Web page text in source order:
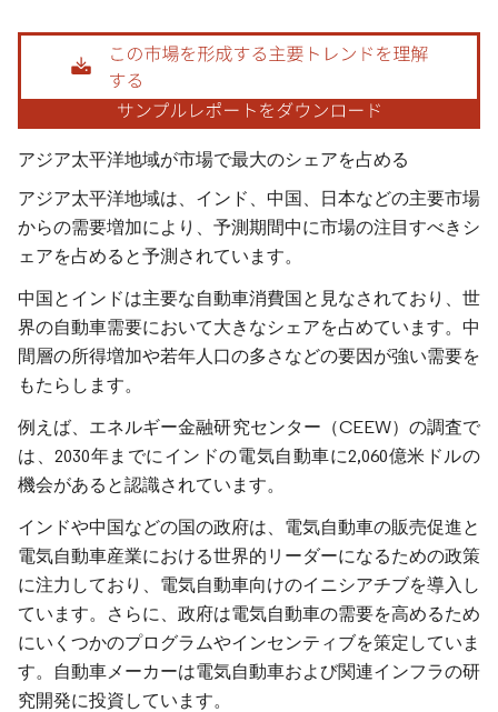
画像 © Mordor Intelligence。再利用にはCC BY 4.0の表示が必要です。
アジア太平洋地域が市場で最大のシェアを占める
アジア太平洋地域は、インド、中国、日本などの主要市場
からの需要増加により、予測期間中に市場の注目すべきシ
ェアを占めると予測されています。
中国とインドは主要な自動車消費国と見なされており、世
界の自動車需要において大きなシェアを占めています。中
間層の所得増加や若年人口の多さなどの要因が強い需要を
もたらします。
例えば、エネルギー金融研究センター（CEEW）の調査で
は、2030年までにインドの電気自動車に2,060億米ドルの
機会があると認識されています。
インドや中国などの国の政府は、電気自動車の販売促進と
電気自動車産業における世界的リーダーになるための政策
に注力しており、電気自動車向けのイニシアチブを導入し
ています。さらに、政府は電気自動車の需要を高めるため
にいくつかのプログラムやインセンティブを策定していま
す。自動車メーカーは電気自動車および関連インフラの研
究開発に投資しています。